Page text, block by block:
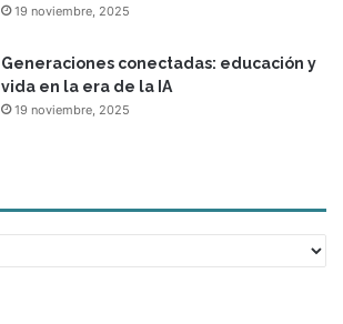
19 noviembre, 2025
Generaciones conectadas: educación y
vida en la era de la IA
19 noviembre, 2025